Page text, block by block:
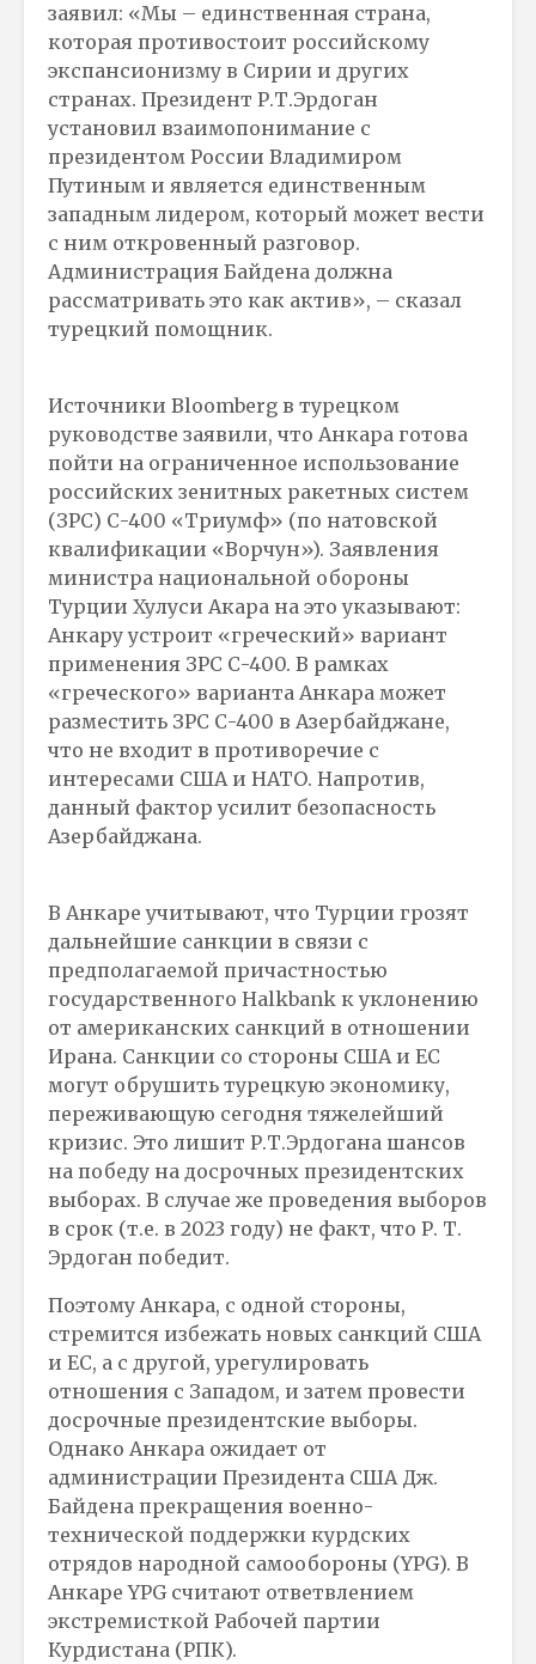
заявил: «Мы – единственная страна,
которая противостоит российскому
экспансионизму в Сирии и других
странах. Президент Р.Т.Эрдоган
установил взаимопонимание с
президентом России Владимиром
Путиным и является единственным
западным лидером, который может вести
с ним откровенный разговор.
Администрация Байдена должна
рассматривать это как актив», – сказал
турецкий помощник.
Источники Bloomberg в турецком
руководстве заявили, что Анкара готова
пойти на ограниченное использование
российских зенитных ракетных систем
(ЗРС) С-400 «Триумф» (по натовской
квалификации «Ворчун»). Заявления
министра национальной обороны
Турции Хулуси Акара на это указывают:
Анкару устроит «греческий» вариант
применения ЗРС С-400. В рамках
«греческого» варианта Анкара может
разместить ЗРС С-400 в Азербайджане,
что не входит в противоречие с
интересами США и НАТО. Напротив,
данный фактор усилит безопасность
Азербайджана.
В Анкаре учитывают, что Турции грозят
дальнейшие санкции в связи с
предполагаемой причастностью
государственного Halkbank к уклонению
от американских санкций в отношении
Ирана. Санкции со стороны США и ЕС
могут обрушить турецкую экономику,
переживающую сегодня тяжелейший
кризис. Это лишит Р.Т.Эрдогана шансов
на победу на досрочных президентских
выборах. В случае же проведения выборов
в срок (т.е. в 2023 году) не факт, что Р. Т.
Эрдоган победит.
Поэтому Анкара, с одной стороны,
стремится избежать новых санкций США
и ЕС, а с другой, урегулировать
отношения с Западом, и затем провести
досрочные президентские выборы.
Однако Анкара ожидает от
администрации Президента США Дж.
Байдена прекращения военно-
технической поддержки курдских
отрядов народной самообороны (YPG). В
Анкаре YPG считают ответвлением
экстремисткой Рабочей партии
Курдистана (РПК).